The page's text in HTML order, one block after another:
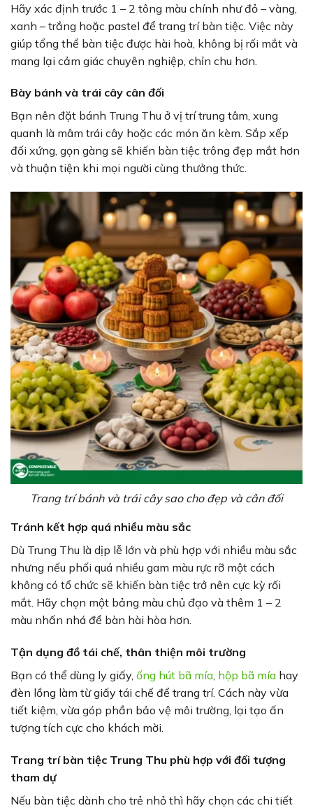
Hãy xác định trước 1 – 2 tông màu chính như đỏ – vàng,
xanh – trắng hoặc pastel để trang trí bàn tiệc. Việc này
giúp tổng thể bàn tiệc được hài hoà, không bị rối mắt và
mang lại cảm giác chuyên nghiệp, chỉn chu hơn.
Bày bánh và trái cây cân đối
Bạn nên đặt bánh Trung Thu ở vị trí trung tâm, xung
quanh là mâm trái cây hoặc các món ăn kèm. Sắp xếp
đối xứng, gọn gàng sẽ khiến bàn tiệc trông đẹp mắt hơn
và thuận tiện khi mọi người cùng thưởng thức.
Trang trí bánh và trái cây sao cho đẹp và cân đối
Tránh kết hợp quá nhiều màu sắc
Dù Trung Thu là dịp lễ lớn và phù hợp với nhiều màu sắc
nhưng nếu phối quá nhiều gam màu rực rỡ một cách
không có tổ chức sẽ khiến bàn tiệc trở nên cực kỳ rối
mắt. Hãy chọn một bảng màu chủ đạo và thêm 1 – 2
màu nhấn nhá để bàn hài hòa hơn.
Tận dụng đồ tái chế, thân thiện môi trường
Bạn có thể dùng ly giấy, ống hút bã mía, hộp bã mía hay
đèn lồng làm từ giấy tái chế để trang trí. Cách này vừa
tiết kiệm, vừa góp phần bảo vệ môi trường, lại tạo ấn
tượng tích cực cho khách mời.
Trang trí bàn tiệc Trung Thu phù hợp với đối tượng
tham dự
Nếu bàn tiệc dành cho trẻ nhỏ thì hãy chọn các chi tiết